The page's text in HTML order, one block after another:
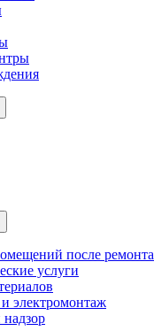
после ремонта
услуги
электромонтаж